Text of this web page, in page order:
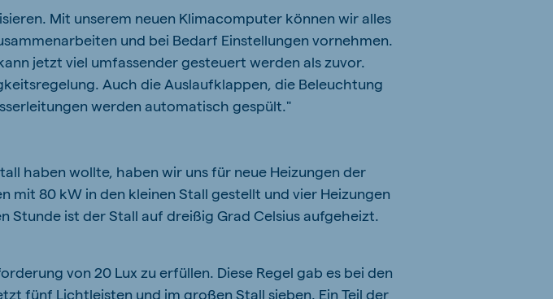
Mit unserem neuen Klimacomputer können wir alles
und bei Bedarf Einstellungen vornehmen.
jetzt viel umfassender gesteuert werden als zuvor.
Auch die Auslaufklappen, die Beleuchtung
werden automatisch gespült."
haben wollte, haben wir uns für neue Heizungen der
80 kW in den kleinen Stall gestellt und vier Heizungen
Stunde ist der Stall auf dreißig Grad Celsius aufgeheizt.
von 20 Lux zu erfüllen. Diese Regel gab es bei den
fünf Lichtleisten und im großen Stall sieben. Ein Teil der